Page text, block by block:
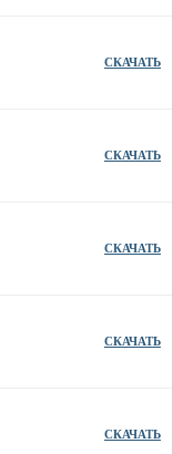
СКАЧАТЬ
СКАЧАТЬ
СКАЧАТЬ
СКАЧАТЬ
СКАЧАТЬ